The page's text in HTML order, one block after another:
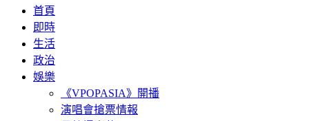
首頁
即時
生活
政治
娛樂
《VPOPASIA》開播
演唱會搶票情報